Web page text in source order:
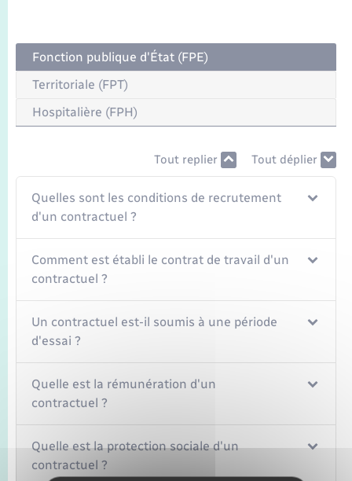
Fonction publique d'État (FPE)
Territoriale (FPT)
Hospitalière (FPH)
Tout replier Tout déplier
Quelles sont les conditions de recrutement
d'un contractuel ?
Comment est établi le contrat de travail d'un
contractuel ?
Un contractuel est-il soumis à une période
d'essai ?
Quelle est la rémunération d'un
contractuel ?
Quelle est la protection sociale d'un
contractuel ?